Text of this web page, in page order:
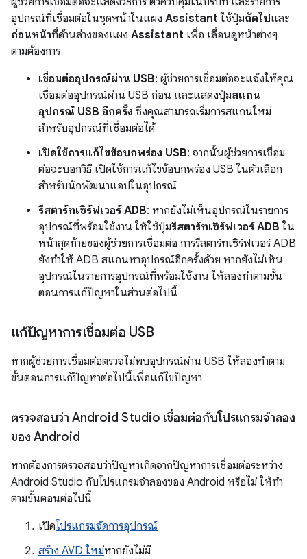
อุปกรณ์ที่เชื่อมต่อในชุดหน้าในแผง Assistant ใช้ปุ่มถัดไปและ
ก่อนหน้าที่ด้านล่างของแผง Assistant เพื่อ เลื่อนดูหน้าต่างๆ
ตามต้องการ
เชื่อมต่ออุปกรณ์ผ่าน USB: ผู้ช่วยการเชื่อมต่อจะแจ้งให้คุณ
เชื่อมต่ออุปกรณ์ผ่าน USB ก่อน และแสดงปุ่มสแกน
อุปกรณ์ USB อีกครั้ง ซึ่งคุณสามารถเริ่มการสแกนใหม่
สำหรับอุปกรณ์ที่เชื่อมต่อได้
เปิดใช้การแก้ไขข้อบกพร่อง USB: จากนั้นผู้ช่วยการเชื่อม
ต่อจะบอกวิธี เปิดใช้การแก้ไขข้อบกพร่อง USB ในตัวเลือก
สำหรับนักพัฒนาแอปในอุปกรณ์
รีสตาร์ทเซิร์ฟเวอร์ ADB: หากยังไม่เห็นอุปกรณ์ในรายการ
อุปกรณ์ที่พร้อมใช้งาน ให้ใช้ปุ่มรีสตาร์ทเซิร์ฟเวอร์ ADB ใน
หน้าสุดท้ายของผู้ช่วยการเชื่อมต่อ การรีสตาร์ทเซิร์ฟเวอร์ ADB
ยังทำให้ ADB สแกนหาอุปกรณ์อีกครั้งด้วย หากยังไม่เห็น
อุปกรณ์ในรายการอุปกรณ์ที่พร้อมใช้งาน ให้ลองทำตามขั้น
ตอนการแก้ปัญหาในส่วนต่อไปนี้
แก้ปัญหาการเชื่อมต่อ USB
หากผู้ช่วยการเชื่อมต่อตรวจไม่พบอุปกรณ์ผ่าน USB ให้ลองทำตาม
ขั้นตอนการแก้ปัญหาต่อไปนี้เพื่อแก้ไขปัญหา
ตรวจสอบว่า Android Studio เชื่อมต่อกับโปรแกรมจำลอง
ของ Android
หากต้องการตรวจสอบว่าปัญหาเกิดจากปัญหาการเชื่อมต่อระหว่าง
Android Studio กับโปรแกรมจำลองของ Android หรือไม่ ให้ทำ
ตามขั้นตอนต่อไปนี้
เปิดโปรแกรมจัดการอุปกรณ์
สร้าง AVD ใหม่หากยังไม่มี